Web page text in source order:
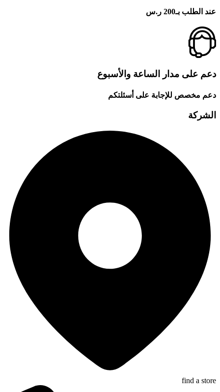
عند الطلب بـ200 ر.س
دعم على مدار الساعة والأسبوع
دعم مخصص للإجابة على أسئلتكم
الشركة
find a store